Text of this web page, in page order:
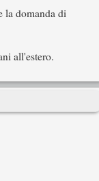
la domanda di
all'estero.